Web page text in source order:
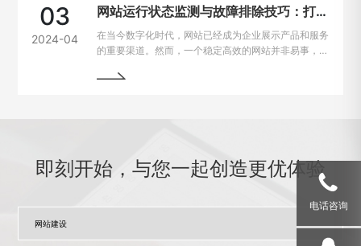
03
2024-04
网站运行状态监测与故障排除技巧：打造稳定高效的在线平台
在当今数字化时代，网站已经成为企业展示产品和服务
的重要渠道。然而，一个稳定高效的网站并非易事，因
绍一些运行状态监测与故障排除的技巧，帮助网站管理
即刻开始，与您一起创造更优体验
电话咨询